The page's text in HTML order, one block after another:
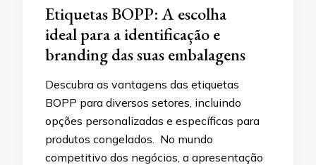
Etiquetas BOPP: A escolha
ideal para a identificação e
branding das suas embalagens
Descubra as vantagens das etiquetas
BOPP para diversos setores, incluindo
opções personalizadas e específicas para
produtos congelados. No mundo
competitivo dos negócios, a apresentação